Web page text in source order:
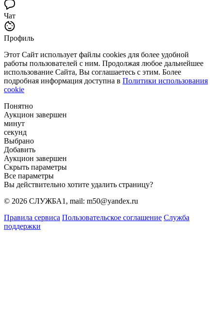
Чат
Профиль
Этот Сайт использует файлы cookies для более удобной
работы пользователей с ним. Продолжая любое дальнейшее
использование Сайта, Вы соглашаетесь с этим. Более
подробная информация доступна в Политики использования
cookie
Понятно
Аукцион завершен
минут
секунд
Выбрано
Добавить
Аукцион завершен
Скрыть параметры
Все параметры
Вы действительно хотите удалить страницу?
© 2026 СЛУЖБА1, mail: m50@yandex.ru
Правила сервиса Пользовательское соглашение Служба
поддержки